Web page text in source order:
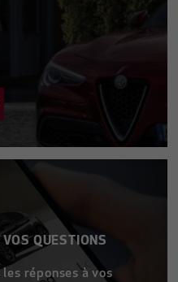
QUESTIONS
réponses à vos